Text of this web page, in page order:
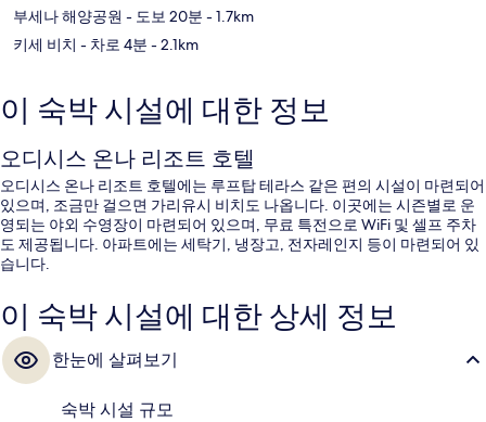
부세나 해양공원 - 도보 20분 - 1.7km
키세 비치 - 차로 4분 - 2.1km
이 숙박 시설에 대한 정보
오디시스 온나 리조트 호텔
오디시스 온나 리조트 호텔에는 루프탑 테라스 같은 편의 시설이 마련되어
있으며, 조금만 걸으면 가리유시 비치도 나옵니다. 이곳에는 시즌별로 운
영되는 야외 수영장이 마련되어 있으며, 무료 특전으로 WiFi 및 셀프 주차
도 제공됩니다. 아파트에는 세탁기, 냉장고, 전자레인지 등이 마련되어 있
습니다.
이 숙박 시설에 대한 상세 정보
한눈에 살펴보기
숙박 시설 규모